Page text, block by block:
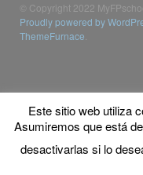
© Copyright 2022
Proudly powered by
ThemeFurnace
Este sitio web utiliza
Asumiremos que está
desactivarlas si lo